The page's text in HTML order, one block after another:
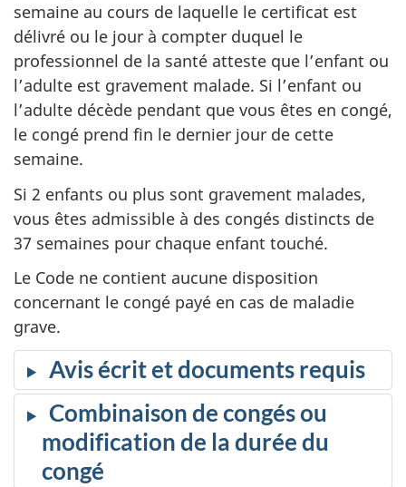
semaine au cours de laquelle le certificat est
délivré ou le jour à compter duquel le
professionnel de la santé atteste que l’enfant ou
l’adulte est gravement malade. Si l’enfant ou
l’adulte décède pendant que vous êtes en congé,
le congé prend fin le dernier jour de cette
semaine.
Si 2 enfants ou plus sont gravement malades,
vous êtes admissible à des congés distincts de
37 semaines pour chaque enfant touché.
Le Code ne contient aucune disposition
concernant le congé payé en cas de maladie
grave.
Avis écrit et documents requis
Combinaison de congés ou
modification de la durée du
congé